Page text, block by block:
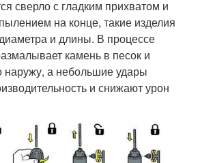
сверло с гладким прихватом и
на конце, такие изделия
и длины. В процессе
камень в песок и
наружу, а небольшие удары
и снижают урон